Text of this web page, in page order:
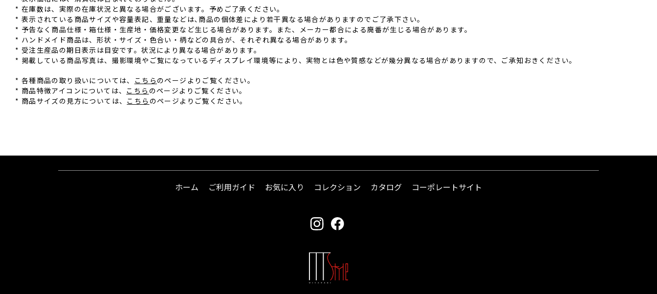
* 在庫数は、実際の在庫状況と異なる場合がございます。予めご了承ください。
* 表⽰されている商品サイズや容量表記、重量などは､商品の個体差により若⼲異なる場合がありますのでご了承下さい。
* 予告なく商品仕様‧箱仕様‧⽣産地‧価格変更など⽣じる場合があります。また、メーカー都合による廃番が⽣じる場合があります。
* ハンドメイド商品は、形状‧サイズ‧⾊合い‧柄などの具合が、それぞれ異なる場合があります。
* 受注⽣産品の期⽇表⽰は⽬安です。状況により異なる場合があります。
* 掲載している商品写真は、撮影環境やご覧になっているディスプレイ環境等により、実物とは⾊や質感などが幾分異なる場合がありますので、ご承知おきください。
* 各種商品の取り扱いについては、 こちら のページよりご覧ください。
* 商品特徴アイコンについては、 こちら のページよりご覧ください。
* 商品サイズの見方については、 こちら のページよりご覧ください。
ホーム ご利用ガイド お気に入り コレクション カタログ コーポレートサイト